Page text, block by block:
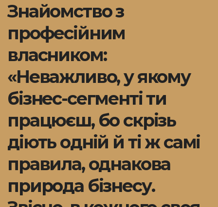
Знайомство з
професійним
власником:
«Неважливо, у якому
бізнес-сегменті ти
працюєш, бо скрізь
діють одній й ті ж самі
правила, однакова
природа бізнесу.